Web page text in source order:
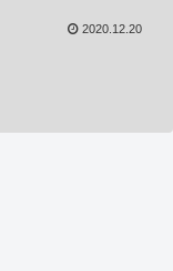
2020.12.20